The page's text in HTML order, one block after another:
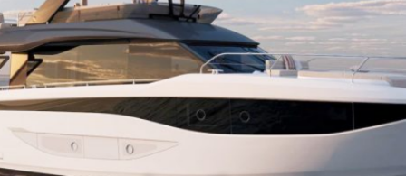
NOMAD
DU THUYỀN ĐIỆN
THUYỀN CÓ SẴN
THUYỀN CŨ CHÍNH HÃNG